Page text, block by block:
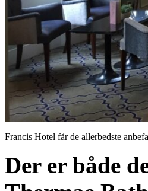
Francis Hotel får de allerbedste
Der er både